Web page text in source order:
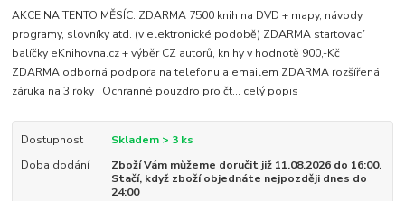
AKCE NA TENTO MĚSÍC: ZDARMA 7500 knih na DVD + mapy, návody,
programy, slovníky atd. (v elektronické podobě) ZDARMA startovací
balíčky eKnihovna.cz + výběr CZ autorů, knihy v hodnotě 900,-Kč
ZDARMA odborná podpora na telefonu a emailem ZDARMA rozšířená
záruka na 3 roky Ochranné pouzdro pro čt... celý popis
Dostupnost
Skladem > 3 ks
Doba dodání
Zboží Vám můžeme doručit již 11.08.2026 do 16:00.
Stačí, když zboží objednáte nejpozději dnes do
24:00